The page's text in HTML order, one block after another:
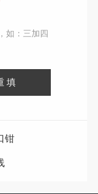
如：三加四
钳